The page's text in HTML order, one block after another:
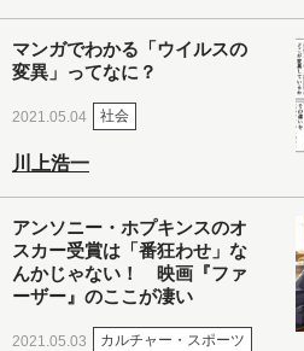
マンガでわかる「ウイルスの
変異」ってなに？
2021.05.04 社会
川上浩一
アンソニー・ホプキンスのオ
スカー受賞は「番狂わせ」な
んかじゃない！ 映画『ファ
ーザー』のここが凄い
2021.05.03 カルチャー・スポーツ